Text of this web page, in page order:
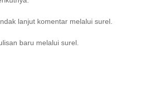
lanjut komentar melalui surel.
baru melalui surel.